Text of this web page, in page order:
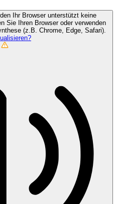
Ihr Browser unterstützt keine
Sie Ihren Browser oder verwenden
(z.B. Chrome, Edge, Safari).